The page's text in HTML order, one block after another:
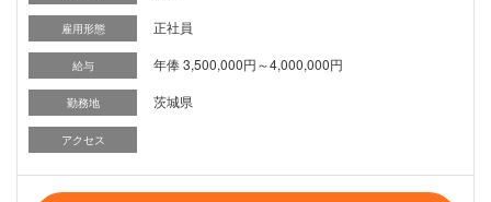
雇用形態 正社員
給与 年俸 3,500,000円～4,000,000円
勤務地 茨城県
アクセス